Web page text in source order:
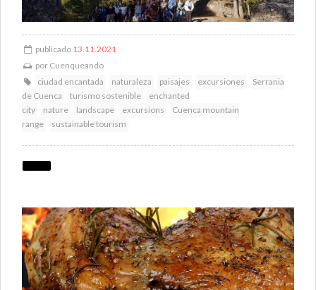
publicado 13.11.2021
por Cuenqueando
ciudad encantada
naturaleza paisajes excursiones
Serrania
de Cuenca
turismo sostenible
enchanted
city
nature landscape excursions
Cuenca mountain
range
sustainable tourism